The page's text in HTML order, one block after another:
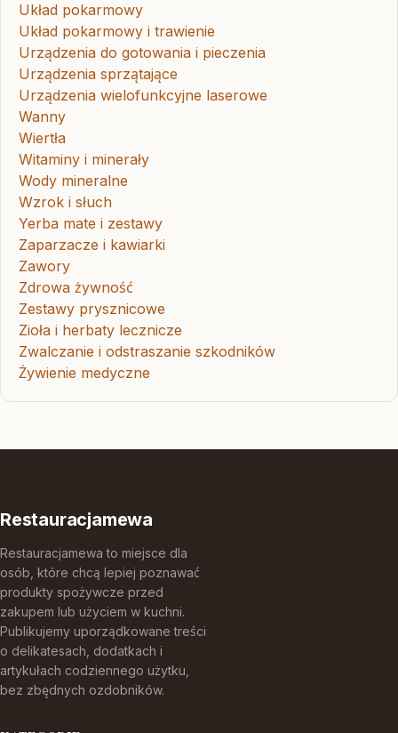
Układ pokarmowy
Układ pokarmowy i trawienie
Urządzenia do gotowania i pieczenia
Urządzenia sprzątające
Urządzenia wielofunkcyjne laserowe
Wanny
Wiertła
Witaminy i minerały
Wody mineralne
Wzrok i słuch
Yerba mate i zestawy
Zaparzacze i kawiarki
Zawory
Zdrowa żywność
Zestawy prysznicowe
Zioła i herbaty lecznicze
Zwalczanie i odstraszanie szkodników
Żywienie medyczne
Restauracjamewa
Restauracjamewa to miejsce dla
osób, które chcą lepiej poznawać
produkty spożywcze przed
zakupem lub użyciem w kuchni.
Publikujemy uporządkowane treści
o delikatesach, dodatkach i
artykułach codziennego użytku,
bez zbędnych ozdobników.